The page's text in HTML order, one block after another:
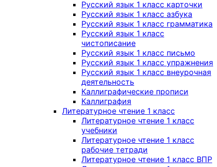
Русский язык 1 класс карточки
Русский язык 1 класс азбука
Русский язык 1 класс грамматика
Русский язык 1 класс
чистописание
Русский язык 1 класс письмо
Русский язык 1 класс упражнения
Русский язык 1 класс внеурочная
деятельность
Каллиграфические прописи
Каллиграфия
Литературное чтение 1 класс
Литературное чтение 1 класс
учебники
Литературное чтение 1 класс
рабочие тетради
Литературное чтение 1 класс ВПР